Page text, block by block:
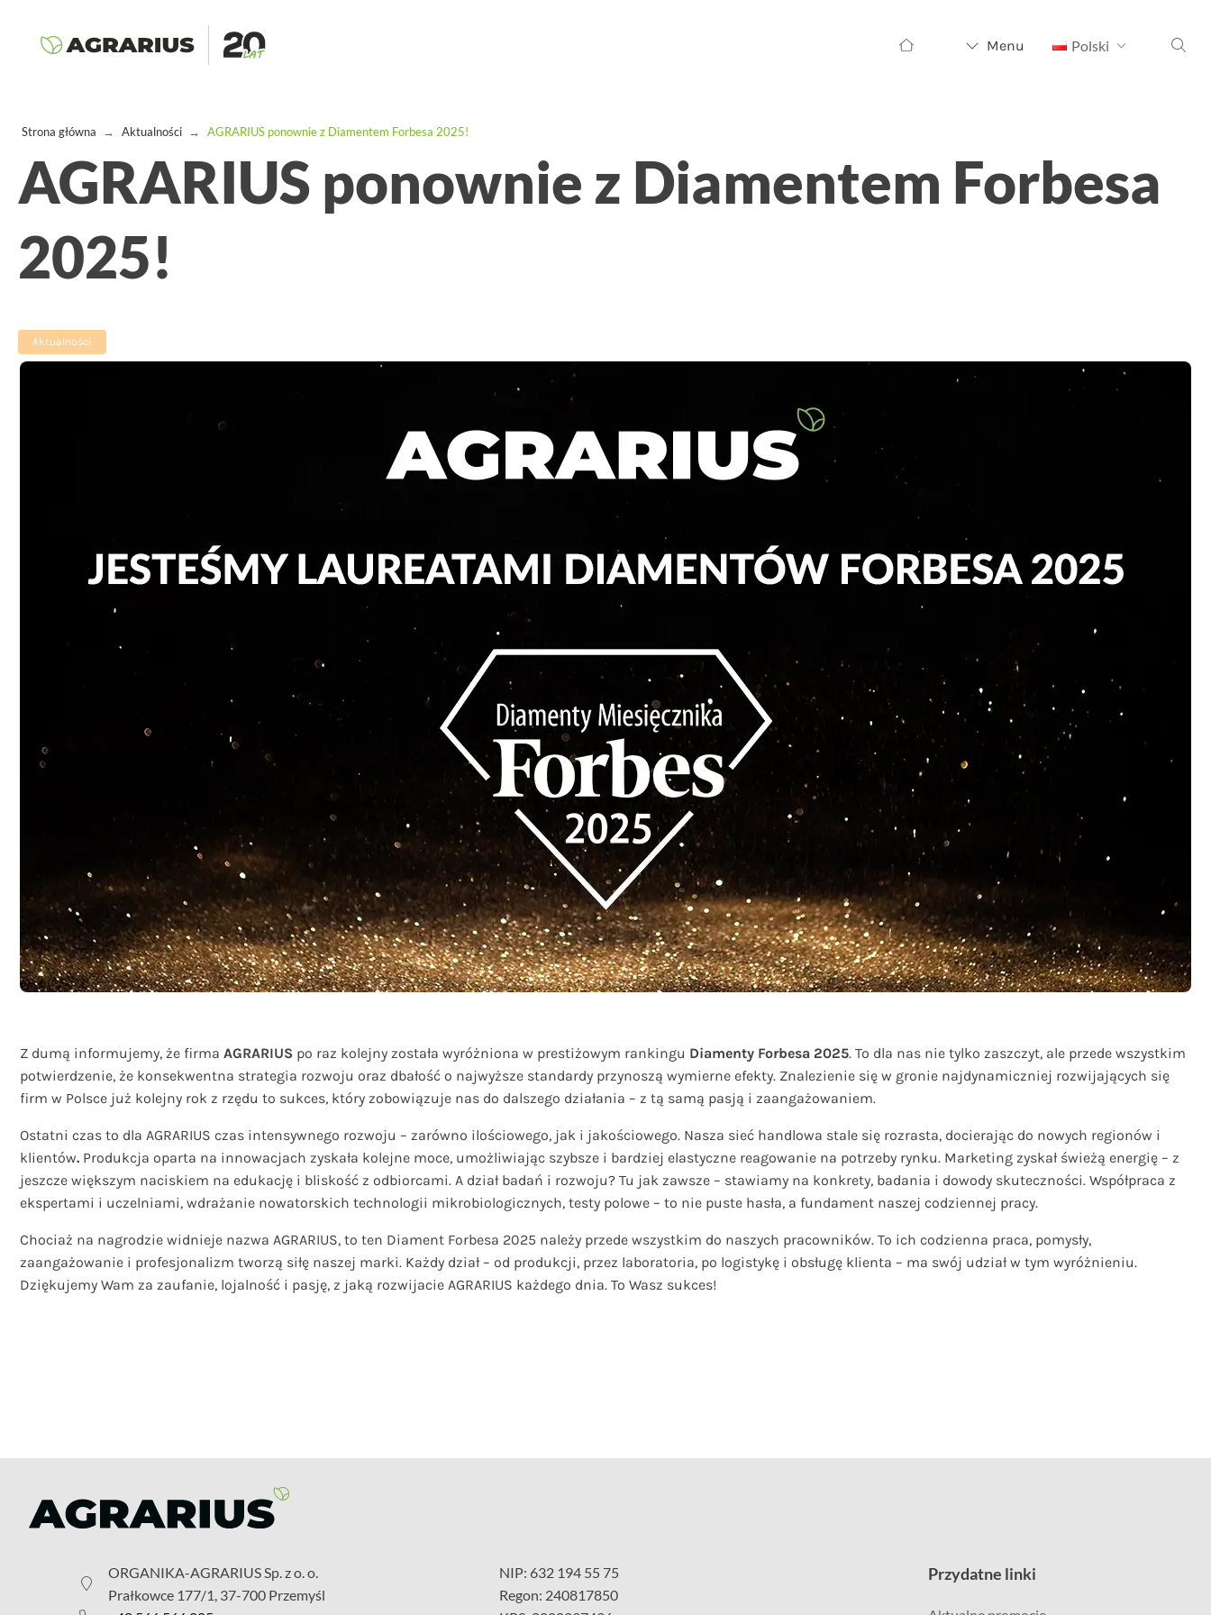
Menu Polski Szukaj:
Strona główna → Aktualności → AGRARIUS ponownie z Diamentem Forbesa 2025!
AGRARIUS ponownie z Diamentem Forbesa
2025!
Aktualności
Z dumą informujemy, że firma AGRARIUS po raz kolejny została wyróżniona w prestiżowym rankingu Diamenty Forbesa 2025. To dla nas nie tylko zaszczyt, ale przede wszystkim
potwierdzenie, że konsekwentna strategia rozwoju oraz dbałość o najwyższe standardy przynoszą wymierne efekty. Znalezienie się w gronie najdynamiczniej rozwijających się
firm w Polsce już kolejny rok z rzędu to sukces, który zobowiązuje nas do dalszego działania – z tą samą pasją i zaangażowaniem.
Ostatni czas to dla AGRARIUS czas intensywnego rozwoju – zarówno ilościowego, jak i jakościowego. Nasza sieć handlowa stale się rozrasta, docierając do nowych regionów i
klientów. Produkcja oparta na innowacjach zyskała kolejne moce, umożliwiając szybsze i bardziej elastyczne reagowanie na potrzeby rynku. Marketing zyskał świeżą energię – z
jeszcze większym naciskiem na edukację i bliskość z odbiorcami. A dział badań i rozwoju? Tu jak zawsze – stawiamy na konkrety, badania i dowody skuteczności. Współpraca z
ekspertami i uczelniami, wdrażanie nowatorskich technologii mikrobiologicznych, testy polowe – to nie puste hasła, a fundament naszej codziennej pracy.
Chociaż na nagrodzie widnieje nazwa AGRARIUS, to ten Diament Forbesa 2025 należy przede wszystkim do naszych pracowników. To ich codzienna praca, pomysły,
zaangażowanie i profesjonalizm tworzą siłę naszej marki. Każdy dział – od produkcji, przez laboratoria, po logistykę i obsługę klienta – ma swój udział w tym wyróżnieniu.
Dziękujemy Wam za zaufanie, lojalność i pasję, z jaką rozwijacie AGRARIUS każdego dnia. To Wasz sukces!
ORGANIKA-AGRARIUS Sp. z o. o.
Prałkowce 177/1, 37-700 Przemyśl
NIP: 632 194 55 75
Regon: 240817850
Przydatne linki